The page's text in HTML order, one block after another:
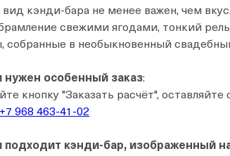
кэнди-бара не менее важен, чем
свежими ягодами, тонкий
собранные в необыкновенный
нужен особенный заказ:
кнопку "Заказать расчёт",
+7 968 463-41-02
подходит кэнди-бар, изображенный